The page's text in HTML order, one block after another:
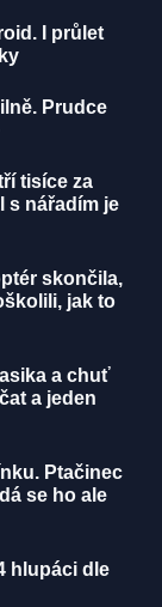
I průlet
Prudce
tisíce za
s nářadím je
skončila,
jak to
a chuť
a jeden
Ptačinec
se ho ale
hlupáci dle